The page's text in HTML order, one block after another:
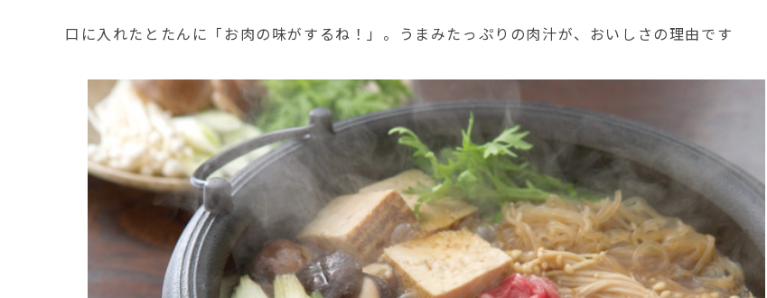
口に入れたとたんに「お肉の味がするね！」。うまみたっぷりの肉汁が、おいしさの理由です